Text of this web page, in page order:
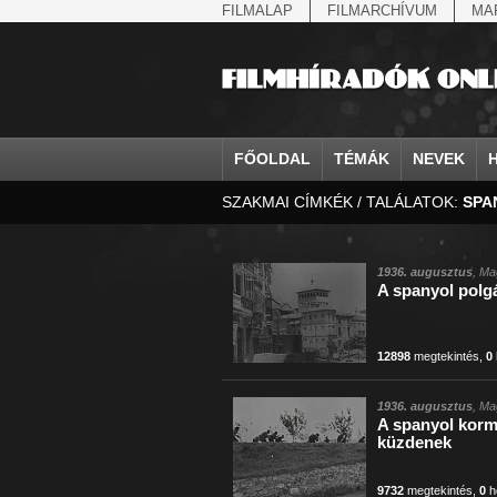
FILMALAP FILMARCHÍVUM
FŐOLDAL TÉMÁK NEVEK
agrárium
államfő
államosítás
Állatkert
állatvilág
amerikai
Anschluss
antant
antant
IV. Béla, magyar királ...
Aarons-Hughes, Ruth
Abe Nobuyuki
Aczél György
Aczél Ilona
Ádám Zoltán
Ady Endre
Agárdi Gábor
Ágotai Géza, dr.
Aarau
Abapuszta
Abony
Ácsteszér
Addisz-Abeba
Adony
Adua
Afrika
SZAKMAI CÍMKÉK / TALÁLATOK:
1936. augusztus,
A spanyol
12898megtekintés 0
1936. augusztus,
A spanyol
küzdenek
9732megtekintés 0